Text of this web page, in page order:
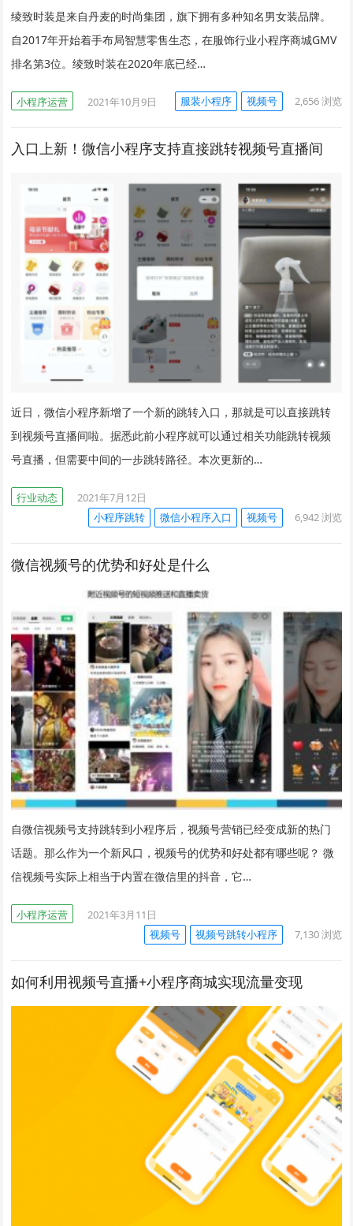
绫致时装是来自丹麦的时尚集团，旗下拥有多种知名男女装品牌。
自2017年开始着手布局智慧零售生态，在服饰行业小程序商城GMV
排名第3位。绫致时装在2020年底已经…
小程序运营 2021年10月9日 服装小程序 视频号 2,656浏览
入口上新！微信小程序支持直接跳转视频号直播间
近日，微信小程序新增了一个新的跳转入口，那就是可以直接跳转
到视频号直播间啦。据悉此前小程序就可以通过相关功能跳转视频
号直播，但需要中间的一步跳转路径。本次更新的…
行业动态
2021年7月12日
小程序跳转
微信小程序入口 视频号 6,942浏览
微信视频号的优势和好处是什么
自微信视频号支持跳转到小程序后，视频号营销已经变成新的热门
话题。那么作为一个新风口，视频号的优势和好处都有哪些呢？ 微
信视频号实际上相当于内置在微信里的抖音，它…
小程序运营
2021年3月11日
视频号
视频号跳转小程序 7,130浏览
如何利用视频号直播+小程序商城实现流量变现